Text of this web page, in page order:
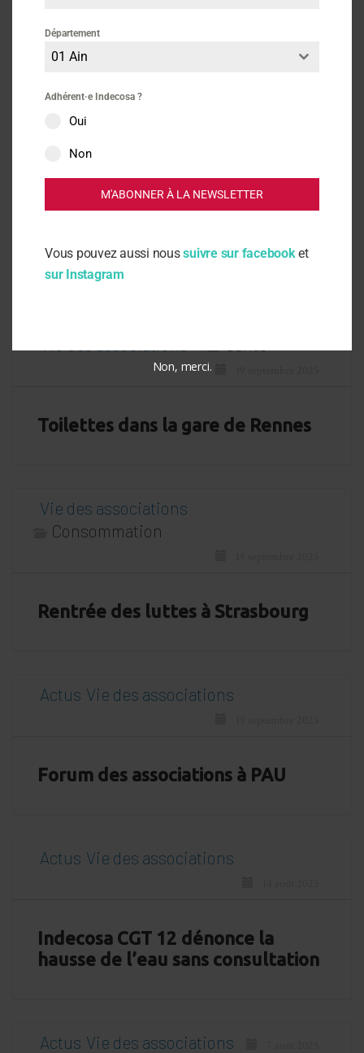
Actus
consommateurs
Toilettes dans la gare de Rennes
Vie des associations
Consommation
Rentrée des luttes à Strasbourg
Actus Vie des associations
Forum des associations à PAU
Actus Vie des associations
Indecosa CGT 12 dénonce la
hausse de l’eau sans consultation
Actus Vie des associations
Département
01 Ain
Adhérent·e Indecosa ?
Oui
Non
M'ABONNER À LA NEWSLETTER
Vous pouvez aussi noussuivre sur facebooket
sur Instagram
Non, merci.